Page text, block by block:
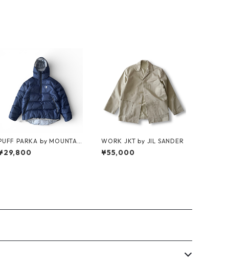
PARKA by MOUNTAI
RESEARCH
WORK JKT by JIL SANDER
¥55,000